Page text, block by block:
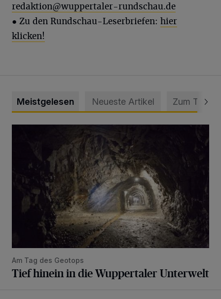
redaktion@wuppertaler-rundschau.de
● Zu den Rundschau-Leserbriefen: hier
klicken!
Meistgelesen Neueste Artikel Zum Thema
Am Tag des Geotops
Tief hinein in die Wuppertaler Unterwelt